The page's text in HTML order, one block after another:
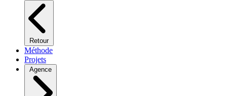
Retour
Méthode
Projets
Agence